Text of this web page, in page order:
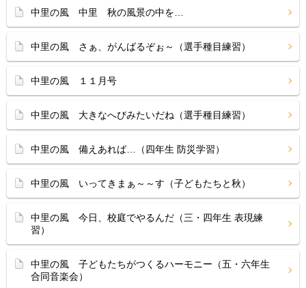
中里の風 中里 秋の風景の中を…
中里の風 さぁ、がんばるぞぉ～（選手種目練習）
中里の風 １１月号
中里の風 大きなへびみたいだね（選手種目練習）
中里の風 備えあれば…（四年生 防災学習）
中里の風 いってきまぁ～～す（子どもたちと秋）
中里の風 今日、校庭でやるんだ（三・四年生 表現練
習）
中里の風 子どもたちがつくるハーモニー（五・六年生
合同音楽会）